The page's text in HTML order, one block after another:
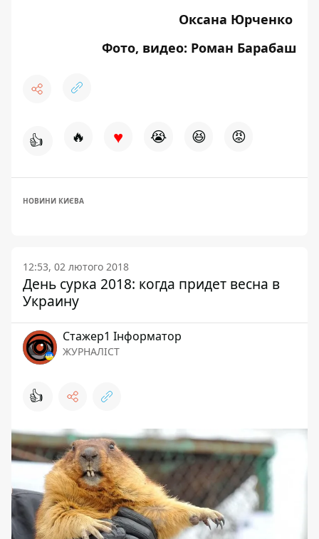
Оксана Юрченко
Фото, видео: Роман Барабаш
👍 🔥 ♥ 😭 😆 😡
НОВИНИ КИЄВА
12:53, 02 лютого 2018
День сурка 2018: когда придет весна в
Украину
Стажер1 Інформатор
ЖУРНАЛІСТ
👍